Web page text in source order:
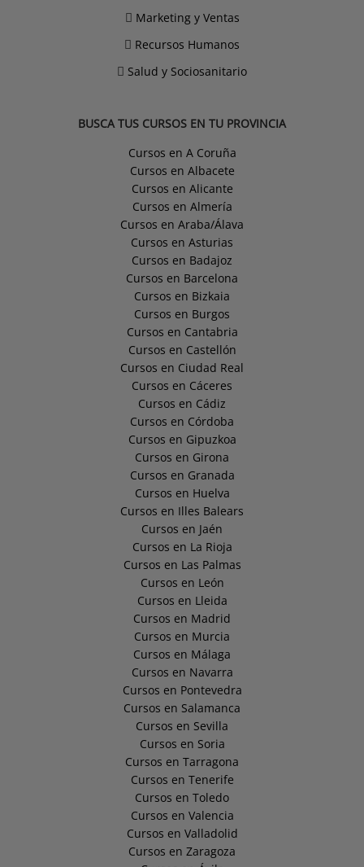
Marketing y Ventas
Recursos Humanos
Salud y Sociosanitario
BUSCA TUS CURSOS EN TU PROVINCIA
Cursos en A Coruña
Cursos en Albacete
Cursos en Alicante
Cursos en Almería
Cursos en Araba/Álava
Cursos en Asturias
Cursos en Badajoz
Cursos en Barcelona
Cursos en Bizkaia
Cursos en Burgos
Cursos en Cantabria
Cursos en Castellón
Cursos en Ciudad Real
Cursos en Cáceres
Cursos en Cádiz
Cursos en Córdoba
Cursos en Gipuzkoa
Cursos en Girona
Cursos en Granada
Cursos en Huelva
Cursos en Illes Balears
Cursos en Jaén
Cursos en La Rioja
Cursos en Las Palmas
Cursos en León
Cursos en Lleida
Cursos en Madrid
Cursos en Murcia
Cursos en Málaga
Cursos en Navarra
Cursos en Pontevedra
Cursos en Salamanca
Cursos en Sevilla
Cursos en Soria
Cursos en Tarragona
Cursos en Tenerife
Cursos en Toledo
Cursos en Valencia
Cursos en Valladolid
Cursos en Zaragoza